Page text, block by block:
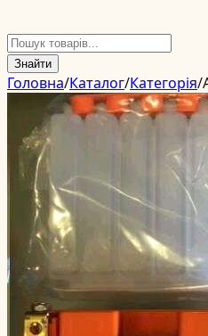
Знайти
Головна/Каталог/Категорія/